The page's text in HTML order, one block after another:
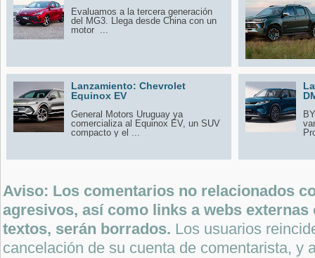
Evaluamos a la tercera generación
del MG3. Llega desde China con un
motor ...
Lanzamiento: Chevrolet
Equinox EV
General Motors Uruguay ya
comercializa al Equinox EV, un SUV
compacto y el ...
Aviso: Los comentarios no relacionados
agresivos, así como links a webs
textos, serán borrados. Los usuarios
cancelación de su cuenta de comentarista, y